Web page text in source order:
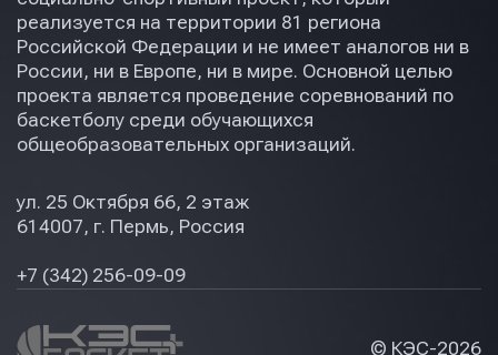
реализуется на территории 81 региона
Российской Федерации и не имеет аналогов ни в
России, ни в Европе, ни в мире. Основной целью
проекта является проведение соревнований по
баскетболу среди обучающихся
общеобразовательных организаций.
ул. 25 Октября 66, 2 этаж
614007, г. Пермь, Россия
+7 (342) 256-09-09
© КЭС-2026